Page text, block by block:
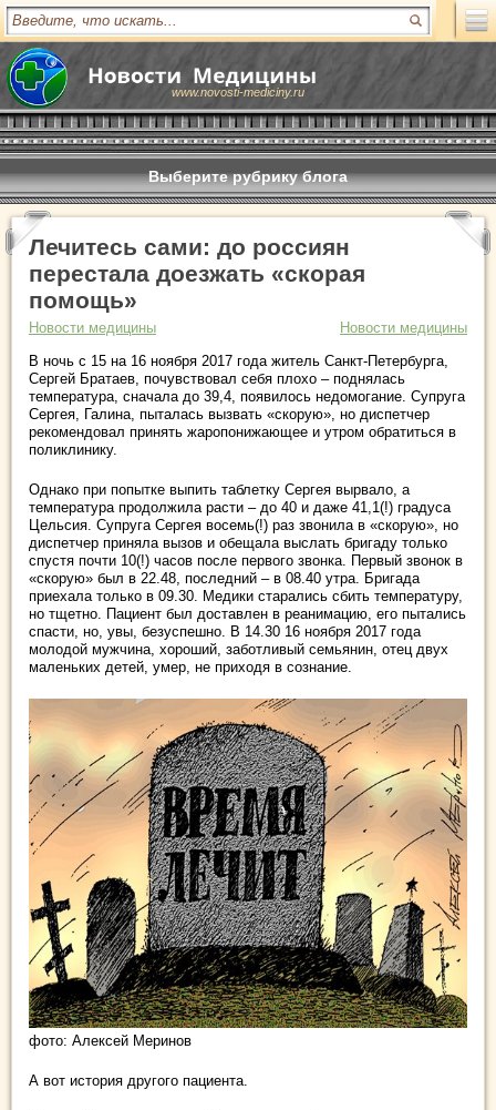
www.novosti-mediciny.ru
Выберите рубрику блога
Лечитесь сами: до россиян
перестала доезжать «скорая
помощь»
Новости медицины
Новости медицины
В ночь с 15 на 16 ноября 2017 года житель Санкт-Петербурга,
Сергей Братаев, почувствовал себя плохо – поднялась
температура, сначала до 39,4, появилось недомогание. Супруга
Сергея, Галина, пыталась вызвать «скорую», но диспетчер
рекомендовал принять жаропонижающее и утром обратиться в
поликлинику.
Однако при попытке выпить таблетку Сергея вырвало, а
температура продолжила расти – до 40 и даже 41,1(!) градуса
Цельсия. Супруга Сергея восемь(!) раз звонила в «скорую», но
диспетчер приняла вызов и обещала выслать бригаду только
спустя почти 10(!) часов после первого звонка. Первый звонок в
«скорую» был в 22.48, последний – в 08.40 утра. Бригада
приехала только в 09.30. Медики старались сбить температуру,
но тщетно. Пациент был доставлен в реанимацию, его пытались
спасти, но, увы, безуспешно. В 14.30 16 ноября 2017 года
молодой мужчина, хороший, заботливый семьянин, отец двух
маленьких детей, умер, не приходя в сознание.
фото: Алексей Меринов
А вот история другого пациента.